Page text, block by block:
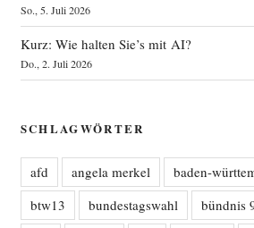
So., 5. Juli 2026
Kurz: Wie halten Sie’s mit AI?
Do., 2. Juli 2026
SCHLAGWÖRTER
afd angela merkel baden-
btw13
bundestagswahl bündnis